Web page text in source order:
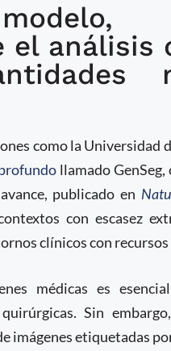
la
escasez
análisis
como la Universidad
llamado GenSeg,
publicado en
con escasez
clínicos con
médicas es
Sin
imágenes etiquetadas